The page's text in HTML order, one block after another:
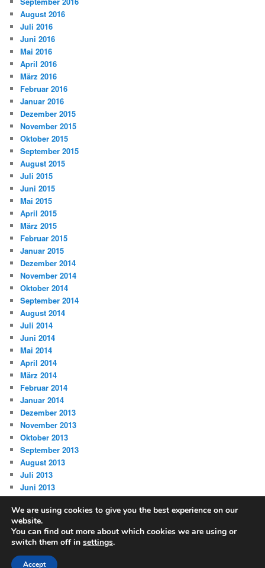
August 2016
Juli 2016
Juni 2016
Mai 2016
April 2016
März 2016
Februar 2016
Januar 2016
Dezember 2015
November 2015
Oktober 2015
September 2015
August 2015
Juli 2015
Juni 2015
Mai 2015
April 2015
März 2015
Februar 2015
Januar 2015
Dezember 2014
November 2014
Oktober 2014
September 2014
August 2014
Juli 2014
Juni 2014
Mai 2014
April 2014
März 2014
Februar 2014
Januar 2014
Dezember 2013
November 2013
Oktober 2013
September 2013
August 2013
Juli 2013
Juni 2013
Datenschutz Stolz präsentiert von WordPress
We are using cookies to give you the best experience on our
website.
You can find out more about which cookies we are using or
switch them off in settings.
Accept